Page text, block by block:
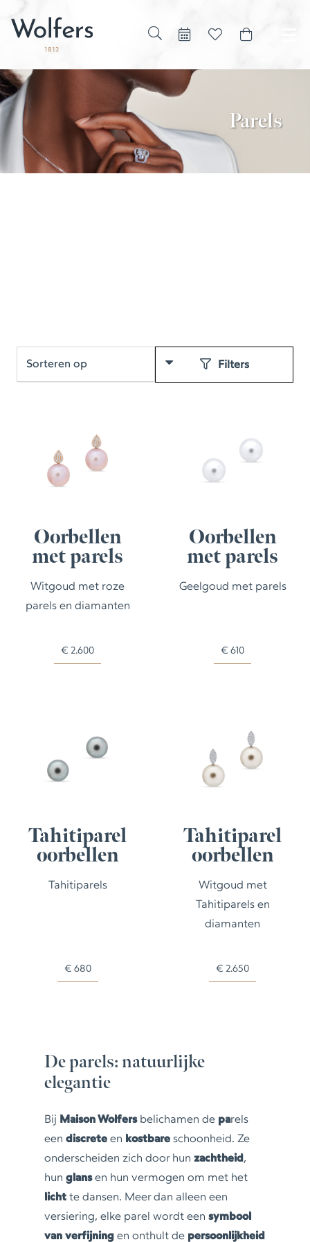
Parels
Filters
Oorbellen
met parels
Witgoud met roze
parels en diamanten
€ 2.600
Oorbellen
met parels
Geelgoud met parels
€ 610
Tahitiparel
oorbellen
Tahitiparels
€ 680
Tahitiparel
oorbellen
Witgoud met
Tahitiparels en
diamanten
€ 2.650
De parels: natuurlijke
elegantie
Bij Maison Wolfersbelichamen de parels
een discrete en kostbare schoonheid. Ze
onderscheiden zich door hun zachtheid ,
hun glansen hun vermogen om met het
licht te dansen. Meer dan alleen een
versiering, elke parel wordt een symbool
van verfijning en onthult de persoonlijkheid